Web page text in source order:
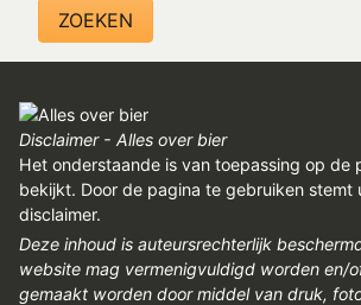
Topmenu
INLOGGEN
REGISTREREN
MELDPUNT
CONTACT
Disclaimer - Alles over bier
Het onderstaande is van toepassing op de
bekijkt. Door de pagina te gebruiken stemt
disclaimer.
Deze inhoud is auteursrechterlijk
website mag vermenigvuldigd worden en/
gemaakt worden door middel van druk,